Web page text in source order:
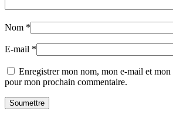
Nom *
E-mail *
Enregistrer mon nom, mon e-mail et mon
pour mon prochain commentaire.